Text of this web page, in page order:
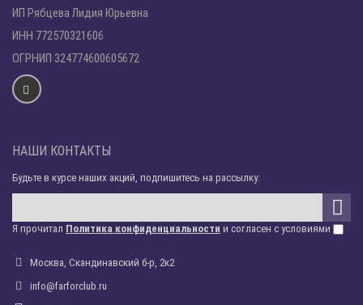
ИП Рябцева Лидия Юрьевна
ИНН 772570321606
ОГРНИП 324774600605672
НАШИ КОНТАКТЫ
Будьте в курсе наших акций, подпишитесь на рассылку:
Я прочитал Политика конфиденциальности и согласен с условиями
Москва, Скандинавский б-р, 2к2
info@farforclub.ru